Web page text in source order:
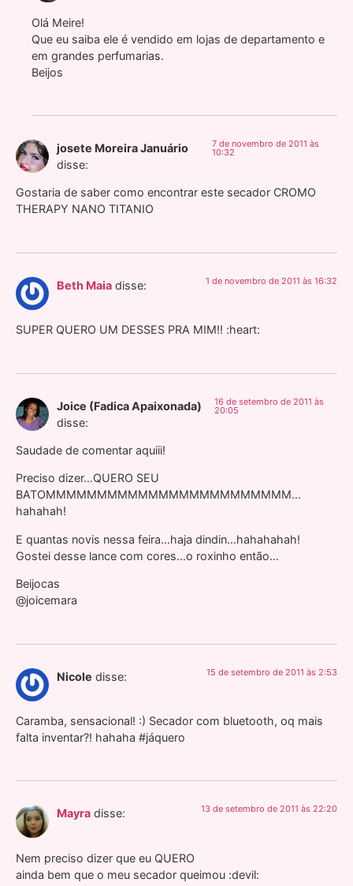
Olá Meire!
Que eu saiba ele é vendido em lojas de departamento e
em grandes perfumarias.
Beijos
josete Moreira Januário
disse:
7 de novembro de 2011 às
10:32
Gostaria de saber como encontrar este secador CROMO
THERAPY NANO TITANIO
Beth Maia disse: 1 de novembro de 2011 às 16:32
SUPER QUERO UM DESSES PRA MIM!! :heart:
Joice (Fadica Apaixonada)
disse:
16 de setembro de 2011 às
20:05
Saudade de comentar aquiii!
Preciso dizer…QUERO SEU
BATOMMMMMMMMMMMMMMMMMMMMMMMM…
hahahah!
E quantas novis nessa feira…haja dindin…hahahahah!
Gostei desse lance com cores…o roxinho então…
Beijocas
@joicemara
Nicole disse: 15 de setembro de 2011 às 2:53
Caramba, sensacional! :) Secador com bluetooth, oq mais
falta inventar?! hahaha #jáquero
Mayra disse: 13 de setembro de 2011 às 22:20
Nem preciso dizer que eu QUERO
ainda bem que o meu secador queimou :devil: